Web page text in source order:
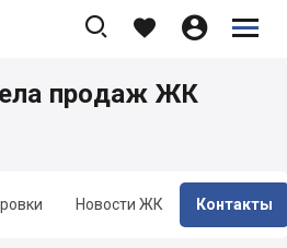
   


Новости ЖК Контакты
продаж ЖК